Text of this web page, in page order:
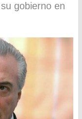
gobierno en